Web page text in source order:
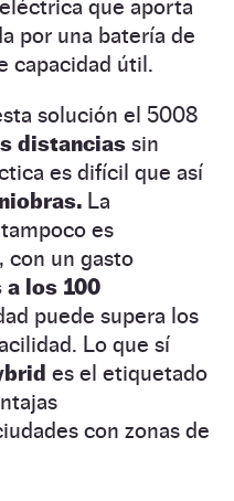
que aporta
por una batería de
capacidad útil.
solución el 5008
distancias sin
es difícil que así
La
tampoco es
con un gasto
los 100
puede supera los
Lo que sí
es el etiquetado
con zonas de